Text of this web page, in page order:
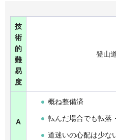
技
術
的
難
易
度
登山
A
概ね整備済
転んだ場合でも転落
道迷いの心配は少な